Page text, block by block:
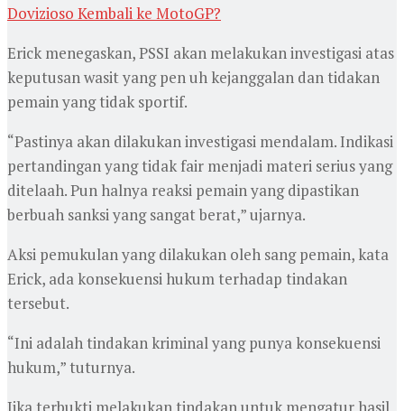
Dovizioso Kembali ke MotoGP?
Erick menegaskan, PSSI akan melakukan investigasi atas
keputusan wasit yang pen uh kejanggalan dan tidakan
pemain yang tidak sportif.
“Pastinya akan dilakukan investigasi mendalam. Indikasi
pertandingan yang tidak fair menjadi materi serius yang
ditelaah. Pun halnya reaksi pemain yang dipastikan
berbuah sanksi yang sangat berat,” ujarnya.
Aksi pemukulan yang dilakukan oleh sang pemain, kata
Erick, ada konsekuensi hukum terhadap tindakan
tersebut.
“Ini adalah tindakan kriminal yang punya konsekuensi
hukum,” tuturnya.
Jika terbukti melakukan tindakan untuk mengatur hasil